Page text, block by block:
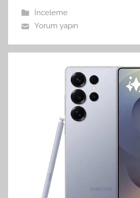
İnceleme
Yorum yapın